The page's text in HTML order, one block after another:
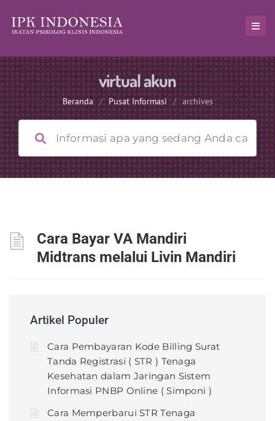
virtual akun
Beranda / Pusat Informasi / archives
Cara Bayar VA Mandiri
Midtrans melalui Livin Mandiri
Artikel Populer
Cara Pembayaran Kode Billing Surat
Tanda Registrasi ( STR ) Tenaga
Kesehatan dalam Jaringan Sistem
Informasi PNBP Online ( Simponi )
Cara Memperbarui STR Tenaga